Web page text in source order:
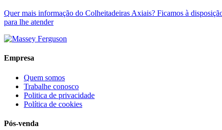
Quer mais informação do Colheitadeiras Axiais? Ficamos à
para lhe atender
Empresa
Quem somos
Trabalhe conosco
Politica de privacidade
Política de cookies
Pós-venda